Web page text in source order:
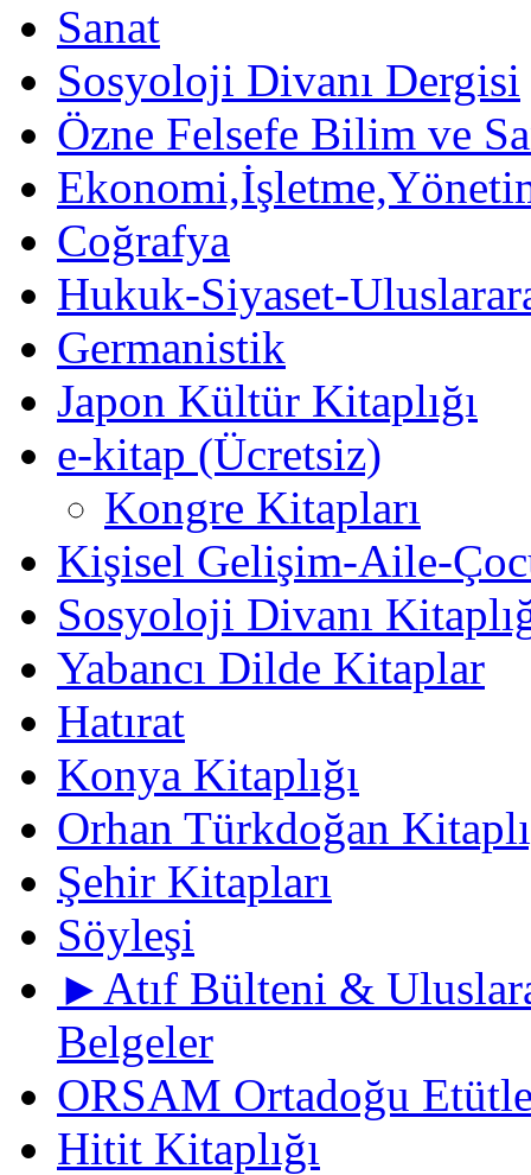
Sanat
Sosyoloji Divanı Dergisi
Özne Felsefe Bilim ve
Coğrafya
Hukuk-Siyaset-
Germanistik
Japon Kültür Kitaplığı
e-kitap (Ücretsiz)
Kongre Kitapları
Kişisel Gelişim-Aile-
Sosyoloji Divanı
Yabancı Dilde Kitaplar
Hatırat
Konya Kitaplığı
Orhan Türkdoğan
Şehir Kitapları
Söyleşi
►Atıf Bülteni &
Belgeler
ORSAM Ortadoğu
Hitit Kitaplığı